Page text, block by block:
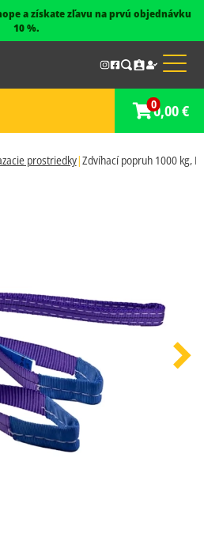
a získate zľavu na prvú objednávku
10 %.
príslušenstvo G8,G10, PEWAG
siete
certifikované
a pásy
kombinované
Certifikované
00,00 €
prostriedky Zdvíhací popruh 1000 kg,